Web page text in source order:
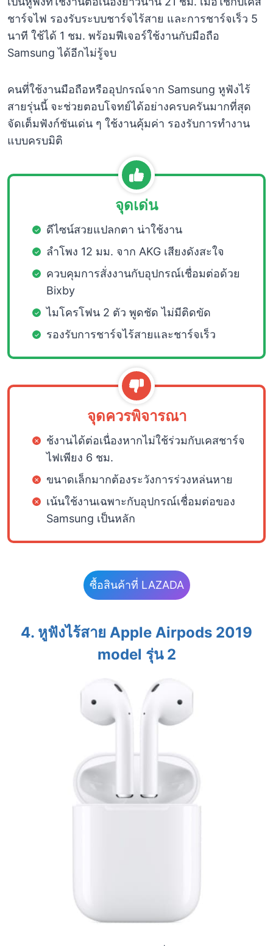
ชาร์จไฟ รองรับระบบชาร์จไร้สาย และการชาร์จเร็ว 5
นาที ใช้ได้ 1 ชม. พร้อมฟีเจอร์ใช้งานกับมือถือ
Samsung ได้อีกไม่รู้จบ
คนที่ใช้งานมือถือหรืออุปกรณ์จาก Samsung หูฟังไร้
สายรุ่นนี้ จะช่วยตอบโจทย์ได้อย่างครบครันมากที่สุด
จัดเต็มฟังก์ชันเด่น ๆ ใช้งานคุ้มค่า รองรับการทำงาน
แบบครบมิติ
จุดเด่น
ดีไซน์สวยแปลกตา น่าใช้งาน
ลำโพง 12 มม. จาก AKG เสียงดังสะใจ
ควบคุมการสั่งงานกับอุปกรณ์เชื่อมต่อด้วย
Bixby
ไมโครโฟน 2 ตัว พูดชัด ไม่มีติดขัด
รองรับการชาร์จไร้สายและชาร์จเร็ว
จุดควรพิจารณา
ช้งานได้ต่อเนื่องหากไม่ใช้ร่วมกับเคสชาร์จ
ไฟเพียง 6 ชม.
ขนาดเล็กมากต้องระวังการร่วงหล่นหาย
เน้นใช้งานเฉพาะกับอุปกรณ์เชื่อมต่อของ
Samsung เป็นหลัก
ซื้อสินค้าที่ LAZADA
4. หูฟังไร้สาย Apple Airpods 2019
model รุ่น 2